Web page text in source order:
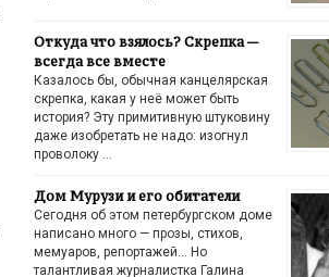
Откуда что взялось? Скрепка —
всегда все вместе
Казалось бы, обычная канцелярская
скрепка, какая у неё может быть
история? Эту примитивную штуковину
даже изобретать не надо: изогнул
проволоку …
Дом Мурузи и его обитатели
Сегодня об этом петербургском доме
написано много — прозы, стихов,
мемуаров, репортажей… Но
талантливая журналистка Галина